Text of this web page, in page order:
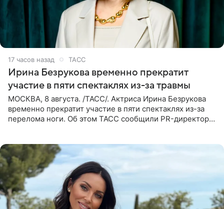
17 часов назад ТАСС
Ирина Безрукова временно прекратит
участие в пяти спектаклях из-за травмы
МОСКВА, 8 августа. /ТАСС/. Актриса Ирина Безрукова
временно прекратит участие в пяти спектаклях из-за
перелома ноги. Об этом ТАСС сообщили PR-директор